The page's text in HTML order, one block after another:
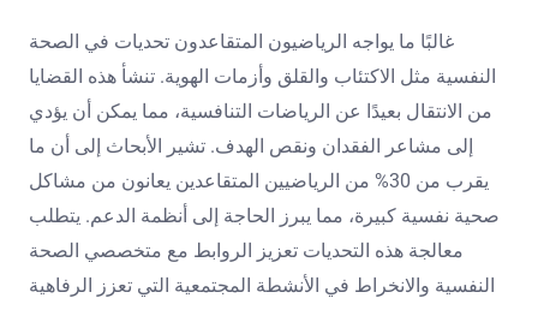
غالبًا ما يواجه الرياضيون المتقاعدون تحديات في الصحة
النفسية مثل الاكتئاب والقلق وأزمات الهوية. تنشأ هذه القضايا
من الانتقال بعيدًا عن الرياضات التنافسية، مما يمكن أن يؤدي
إلى مشاعر الفقدان ونقص الهدف. تشير الأبحاث إلى أن ما
يقرب من 30% من الرياضيين المتقاعدين يعانون من مشاكل
صحية نفسية كبيرة، مما يبرز الحاجة إلى أنظمة الدعم. يتطلب
معالجة هذه التحديات تعزيز الروابط مع متخصصي الصحة
النفسية والانخراط في الأنشطة المجتمعية التي تعزز الرفاهية